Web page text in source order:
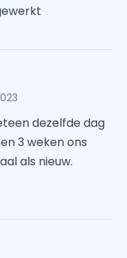
dezelfde dag
3 weken ons
als nieuw.